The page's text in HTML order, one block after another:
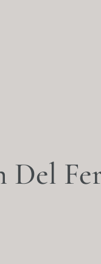
Del